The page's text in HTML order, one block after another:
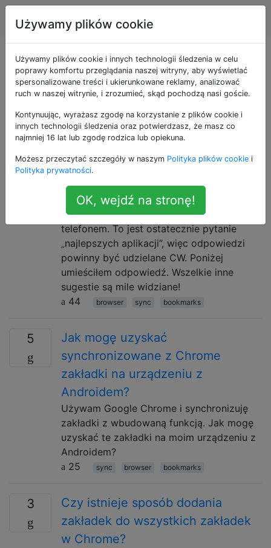
Android Tagi
Pytania otagowane
jako bookmarks
14
Udostępnianie łączy przeglądarki
między komputerem a telefonem
Zaczynam wiki, aby skompilować krótką
listę przeglądarek, aplikacji, rozszerzeń
itp., Które pozwalają użytkownikom łatwo
łączyć lub dodawać zakładki do stron
internetowych między komputerem a
telefonem. To jest ostatecznie pytanie
„najlepszych aplikacji”, więc odpowiedzi
powinny być udzielane CW. Poniżej
umieściłem odpowiedź. Wszelkie inne
sugestie są mile widziane!
44
browser sync bookmarks
5
Jak mogę uzyskać
synchronizowane z Chrome
zakładki na urządzeniu z
Androidem?
Używam Google Chrome i synchronizuję
zakładki z wbudowaną funkcją. Jak mogę
uzyskać te zakładki na moim urządzeniu z
Androidem?
25
sync browser bookmarks
3
Czy istnieje sposób dodania
zakładek do wszystkich zakładek
w Chrome?
Używamy plików cookie
Używamy plików cookie i innych technologii śledzenia w celu
poprawy komfortu przeglądania naszej witryny, aby wyświetlać
spersonalizowane treści i ukierunkowane reklamy, analizować
ruch w naszej witrynie, i zrozumieć, skąd pochodzą nasi goście.
Kontynuując, wyrażasz zgodę na korzystanie z plików cookie i
innych technologii śledzenia oraz potwierdzasz, że masz co
najmniej 16 lat lub zgodę rodzica lub opiekuna.
Możesz przeczytać szczegóły w naszym Polityka plików cookie i
Polityka prywatności.
OK, wejdź na stronę!